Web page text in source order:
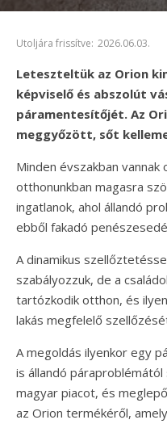
Utoljára frissítve: 2026.06.03.
Leteszteltük az Orion
képviselő és abszolút
páramentesítőjét. Az
meggyőzött, sőt
Minden évszakban vannak
otthonunkban magasra
ingatlanok, ahol állandó
ebből fakadó
A dinamikus
szabályozzuk, de a
tartózkodik otthon, és
lakás megfelelő
A megoldás ilyenkor egy
is állandó
magyar piacot, és
az Orion termékéről,